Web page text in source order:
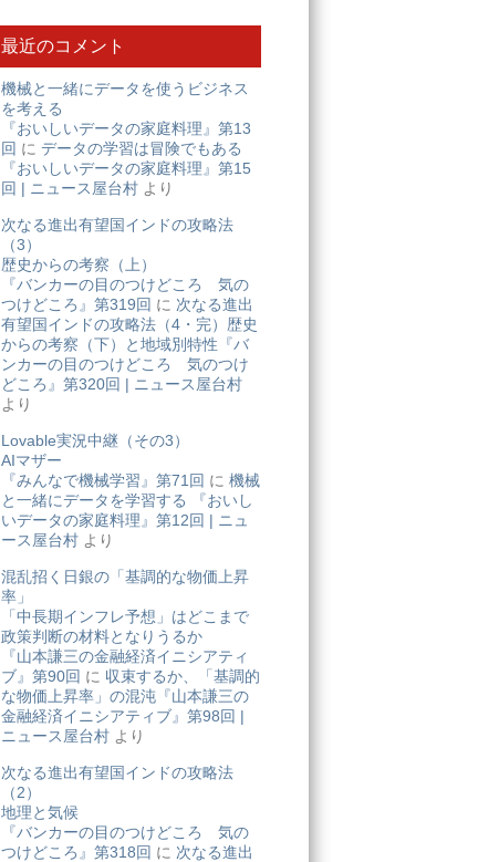
最近のコメント
機械と一緒にデータを使うビジネス
を考える
『おいしいデータの家庭料理』第13
回 に データの学習は冒険でもある
『おいしいデータの家庭料理』第15
回 | ニュース屋台村 より
次なる進出有望国インドの攻略法
（3）
歴史からの考察（上）
『バンカーの目のつけどころ 気の
つけどころ』第319回 に 次なる進出
有望国インドの攻略法（4・完）歴史
からの考察（下）と地域別特性『バ
ンカーの目のつけどころ 気のつけ
どころ』第320回 | ニュース屋台村
より
Lovable実況中継（その3）
AIマザー
『みんなで機械学習』第71回 に 機械
と一緒にデータを学習する 『おいし
いデータの家庭料理』第12回 | ニュ
ース屋台村 より
混乱招く日銀の「基調的な物価上昇
率」
「中長期インフレ予想」はどこまで
政策判断の材料となりうるか
『山本謙三の金融経済イニシアティ
ブ』第90回 に 収束するか、「基調的
な物価上昇率」の混沌『山本謙三の
金融経済イニシアティブ』第98回 |
ニュース屋台村 より
次なる進出有望国インドの攻略法
（2）
地理と気候
『バンカーの目のつけどころ 気の
つけどころ』第318回 に 次なる進出